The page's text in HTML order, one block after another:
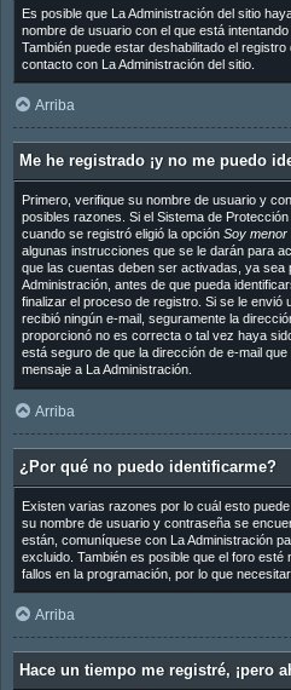
Es posible que La Administración del sitio
nombre de usuario con el que está
También puede estar deshabilitado el
contacto con La Administración del sitio.
Arriba
Me he registrado ¡y no me puedo
Primero, verifique su nombre de usuario y
posibles razones. Si el Sistema de
cuando se registró eligió la opción Soy menor
algunas instrucciones que se le darán para
que las cuentas deben ser activadas, ya sea
Administración, antes de que pueda
finalizar el proceso de registro. Si se le envió
recibió ningún e-mail, seguramente la
proporcionó no es correcta o tal vez haya
está seguro de que la dirección de e-mail
mensaje a La Administración.
Arriba
¿Por qué no puedo identificarme?
Existen varias razones por lo cuál esto
su nombre de usuario y contraseña se
están, comuníquese con La Administración
excluido. También es posible que el foro
fallos en la programación, por lo que
Arriba
Hace un tiempo me registré, ¡pero